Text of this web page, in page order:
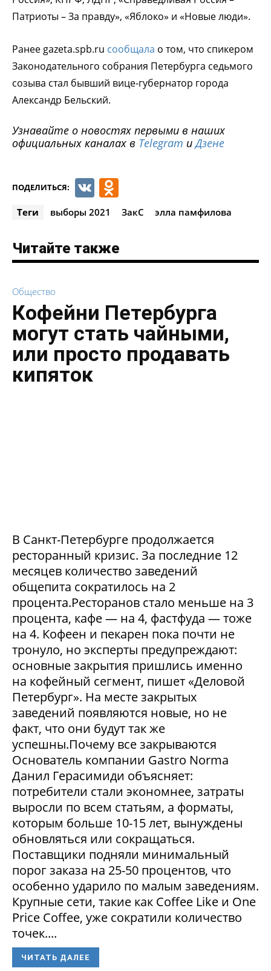
Патриоты – За правду», «Яблоко» и «Новые люди».
Ранее gazeta.spb.ru сообщала о том, что спикером
Законодательного собрания Петербурга седьмого
созыва стал бывший вице-губернатор города
Александр Бельский.
Узнавайте о новостях первыми в наших
официальных каналах в Telegram иДзене
ПОДЕЛИТЬСЯ: VK
Теги выборы 2021 ЗакС элла памфилова
Читайте также
Общество
Кофейни Петербурга
могут стать чайными,
или просто продавать
кипяток
В Санкт-Петербурге продолжается
ресторанный кризис. За последние 12
месяцев количество заведений
общепита сократилось на 2
процента.Ресторанов стало меньше на 3
процента, кафе — на 4, фастфуда — тоже
на 4. Кофеен и пекарен пока почти не
тронуло, но эксперты предупреждают:
основные закрытия пришлись именно
на кофейный сегмент, пишет «Деловой
Петербург». На месте закрытых
заведений появляются новые, но не
факт, что они будут так же
успешны.Почему все закрываются
Основатель компании Gastro Norma
Данил Герасимиди объясняет:
потребители стали экономнее, затраты
выросли по всем статьям, а форматы,
которым больше 10-15 лет, вынуждены
обновляться или сокращаться.
Поставщики подняли минимальный
порог заказа на 25-50 процентов, что
особенно ударило по малым заведениям.
Крупные сети, такие как Coffee Like и One
Price Coffee, уже сократили количество
точек....
ЧИТАТЬ ДАЛЕЕ